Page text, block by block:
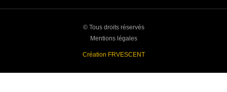
© Tous droits réservés
Mentions légales
Création FRVESCENT